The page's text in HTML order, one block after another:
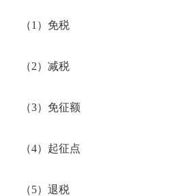
（1）免税
（2）减税
（3）免征额
（4）起征点
（5）退税